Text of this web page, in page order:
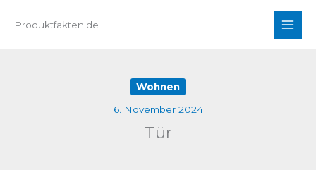
InhaltProduktfakten.de
Wohnen
6. November 2024
Tür